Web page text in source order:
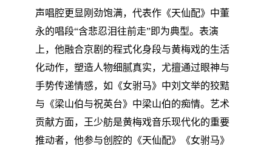
声唱腔更显刚劲饱满，代表作《天仙配》中董
永的唱段“含悲忍泪往前走”即为典型。表演
上，他融合京剧的程式化身段与黄梅戏的生活
化动作，塑造人物细腻真实，尤擅通过眼神与
手势传递情感，如《女驸马》中刘文举的狡黠
与《梁山伯与祝英台》中梁山伯的痴情。艺术
贡献方面，王少舫是黄梅戏音乐现代化的重要
推动者，他参与创腔的《天仙配》《女驸马》